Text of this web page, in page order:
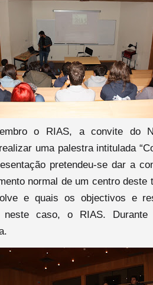
o RIAS, a convite do
uma palestra intitulada
pretendeu-se dar a
normal de um centro
e quais os objectivos e
neste caso, o RIAS.